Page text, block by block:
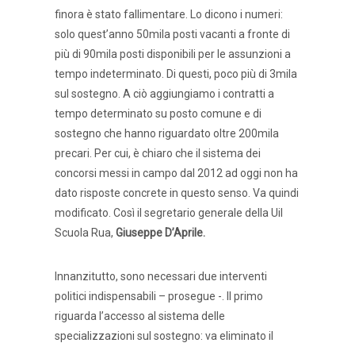
finora è stato fallimentare. Lo dicono i numeri:
solo quest’anno 50mila posti vacanti a fronte di
più di 90mila posti disponibili per le assunzioni a
tempo indeterminato. Di questi, poco più di 3mila
sul sostegno. A ciò aggiungiamo i contratti a
tempo determinato su posto comune e di
sostegno che hanno riguardato oltre 200mila
precari. Per cui, è chiaro che il sistema dei
concorsi messi in campo dal 2012 ad oggi non ha
dato risposte concrete in questo senso. Va quindi
modificato. Così il segretario generale della Uil
Scuola Rua, Giuseppe D’Aprile.
Innanzitutto, sono necessari due interventi
politici indispensabili – prosegue -. Il primo
riguarda l’accesso al sistema delle
specializzazioni sul sostegno: va eliminato il